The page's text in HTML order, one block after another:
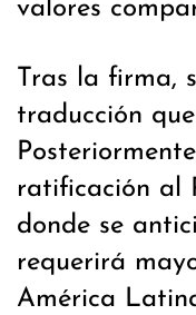
valores
Tras la firma,
traducción
ratificación al
donde se
requerirá
América